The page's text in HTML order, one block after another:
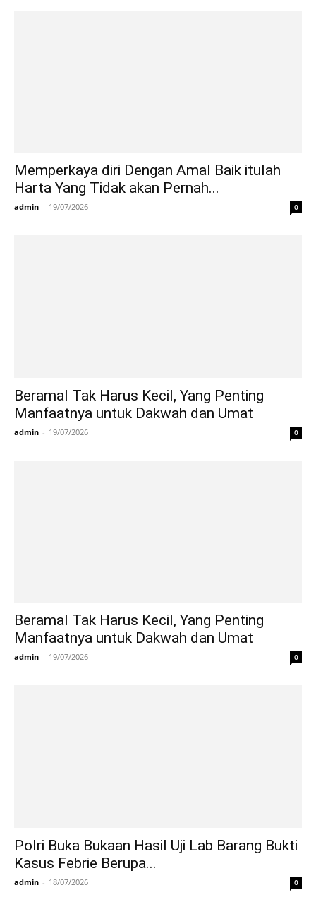
Memperkaya diri Dengan Amal Baik itulah
Harta Yang Tidak akan Pernah...
admin - 19/07/2026 0
Beramal Tak Harus Kecil, Yang Penting
Manfaatnya untuk Dakwah dan Umat
admin - 19/07/2026 0
Beramal Tak Harus Kecil, Yang Penting
Manfaatnya untuk Dakwah dan Umat
admin - 19/07/2026 0
Polri Buka Bukaan Hasil Uji Lab Barang Bukti
Kasus Febrie Berupa...
admin - 18/07/2026 0